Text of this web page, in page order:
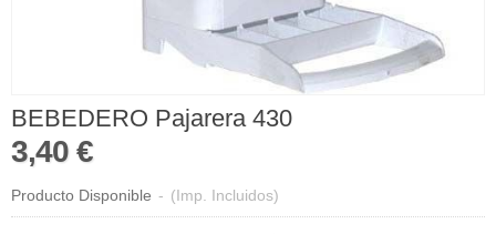
BEBEDERO Pajarera 430
3,40 €
Producto Disponible - (Imp. Incluidos)